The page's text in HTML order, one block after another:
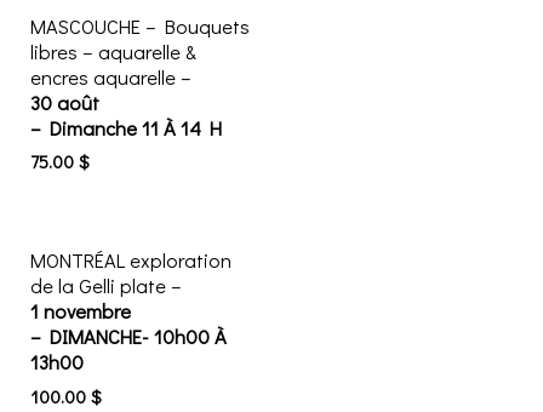
MASCOUCHE – Bouquets
libres – aquarelle &
encres aquarelle –
30 août
– Dimanche 11 À 14 H
75.00 $
MONTRÉAL exploration
de la Gelli plate –
1 novembre
– DIMANCHE- 10h00 À
13h00
100.00 $